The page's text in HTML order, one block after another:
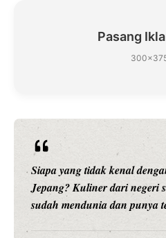
Pasang
Siapa yang tidak kenal
Jepang? Kuliner dari negeri
sudah mendunia dan punya